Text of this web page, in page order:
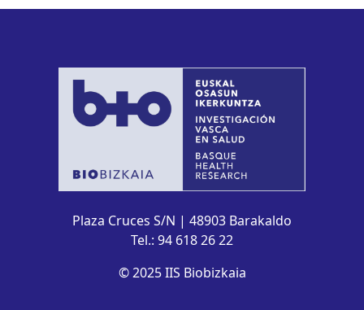
Plaza Cruces S/N | 48903 Barakaldo
Tel.: 94 618 26 22
© 2025 IIS Biobizkaia